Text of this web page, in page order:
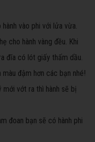
vào phi với lửa vừa.
cho hành vàng đều. Khi
đĩa có lót giấy thấm dầu.
đậm hơn các bạn nhé!
mới vớt ra thì hành sẽ bị
đoan bạn sẽ có hành phi